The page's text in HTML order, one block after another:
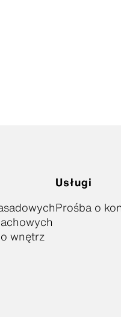
wnętrz
Usługi
Prośba o